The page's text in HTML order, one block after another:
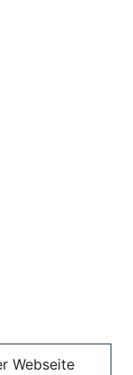
Webseite